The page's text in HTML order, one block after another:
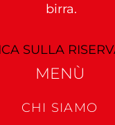
birra.
SULLA
MENÙ
CHI SIAMO